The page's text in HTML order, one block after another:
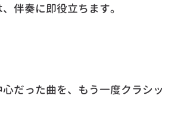
伴奏に即役立ちます。
心だった曲を、もう一度クラシッ